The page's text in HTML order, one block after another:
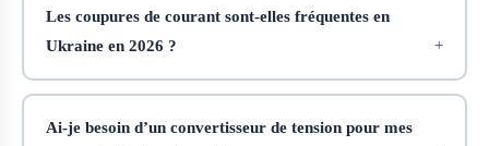
Les coupures de courant sont-elles fréquentes en
Ukraine en 2026 ?
Ai-je besoin d’un convertisseur de tension pour mes